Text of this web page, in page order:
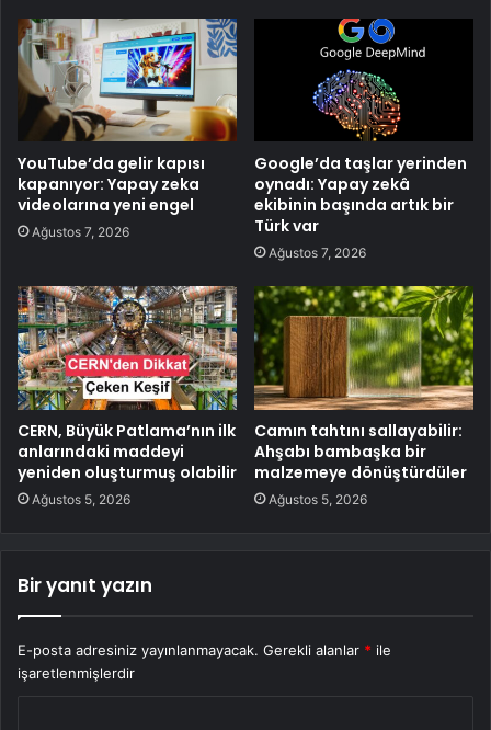
YouTube’da gelir kapısı
kapanıyor: Yapay zeka
videolarına yeni engel
Ağustos 7, 2026
Google’da taşlar yerinden
oynadı: Yapay zekâ
ekibinin başında artık bir
Türk var
Ağustos 7, 2026
CERN, Büyük Patlama’nın ilk
anlarındaki maddeyi
yeniden oluşturmuş olabilir
Ağustos 5, 2026
Camın tahtını sallayabilir:
Ahşabı bambaşka bir
malzemeye dönüştürdüler
Ağustos 5, 2026
Bir yanıt yazın
E-posta adresiniz yayınlanmayacak. Gerekli alanlar * ile
işaretlenmişlerdir